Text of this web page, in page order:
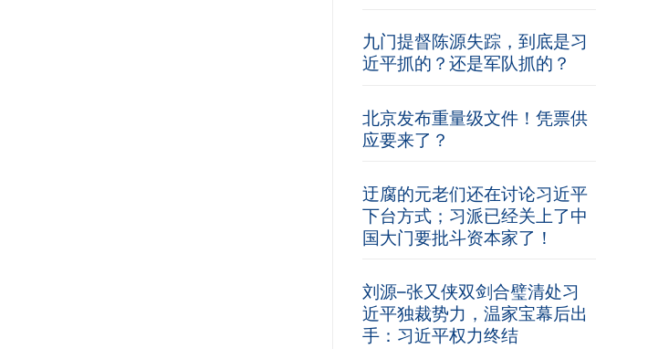
九门提督陈源失踪，到底是习
近平抓的？还是军队抓的？
北京发布重量级文件！凭票供
应要来了？
迂腐的元老们还在讨论习近平
下台方式；习派已经关上了中
国大门要批斗资本家了！
刘源–张又侠双剑合璧清处习
近平独裁势力，温家宝幕后出
手：习近平权力终结